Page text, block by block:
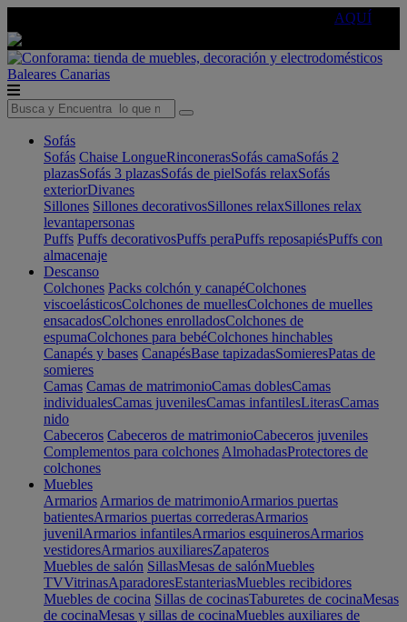
AQUÍ
Baleares Canarias
Sofás
Sofás Chaise LongueRinconerasSofás camaSofás 2
plazasSofás 3 plazasSofás de pielSofás relaxSofás
exteriorDivanes
Sillones Sillones decorativosSillones relaxSillones relax
levantapersonas
Puffs Puffs decorativosPuffs peraPuffs reposapiésPuffs con
almacenaje
Descanso
Colchones Packs colchón y canapéColchones
viscoelásticosColchones de muellesColchones de muelles
ensacadosColchones enrolladosColchones de
espumaColchones para bebéColchones hinchables
Canapés y bases CanapésBase tapizadasSomieresPatas de
somieres
Camas Camas de matrimonioCamas doblesCamas
individualesCamas juvenilesCamas infantilesLiterasCamas
nido
Cabeceros Cabeceros de matrimonioCabeceros juveniles
Complementos para colchones AlmohadasProtectores de
colchones
Muebles
Armarios Armarios de matrimonioArmarios puertas
batientesArmarios puertas correderasArmarios
juvenilArmarios infantilesArmarios esquinerosArmarios
vestidoresArmarios auxiliaresZapateros
Muebles de salón SillasMesas de salónMuebles
TVVitrinasAparadoresEstanteriasMuebles recibidores
Muebles de cocina Sillas de cocinasTaburetes de cocinaMesas
de cocinaMesas y sillas de cocinaMuebles auxiliares de